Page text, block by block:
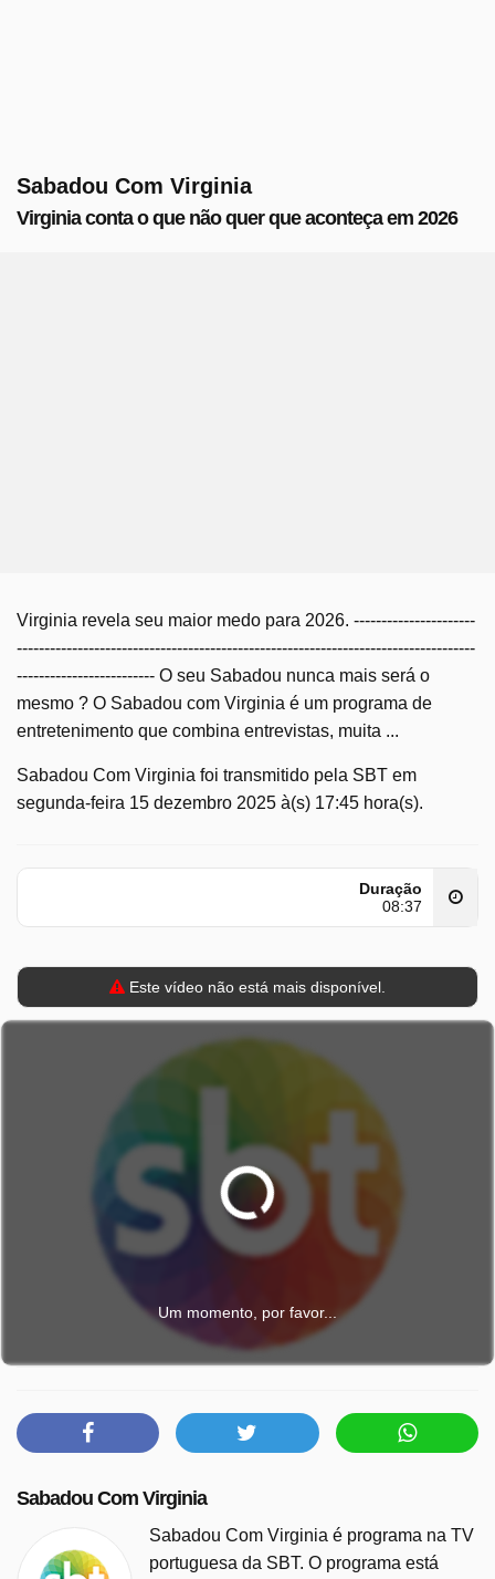
Sabadou Com Virginia
Virginia conta o que não quer que aconteça em 2026
Virginia revela seu maior medo para 2026. ----------------------
-----------------------------------------------------------------------------------
------------------------- O seu Sabadou nunca mais será o
mesmo ? O Sabadou com Virginia é um programa de
entretenimento que combina entrevistas, muita ...
Sabadou Com Virginia foi transmitido pela SBT em
segunda-feira 15 dezembro 2025 à(s) 17:45 hora(s).
Duração
08:37
Este vídeo não está mais disponível.
Um momento, por favor...
Sabadou Com Virginia
Sabadou Com Virginia é programa na TV
portuguesa da SBT. O programa está